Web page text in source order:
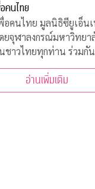
คนไทย
อคนไทย มูลนิธิซียูเอ็น
ยจุฬาลงกรณ์มหาวิทยา
ชาวไทยทุกท่าน ร่วมกั
นทุนสนับสนุน นักวิจัยไท
จัย พัฒนา และผลิตวัค
อ่านเพิ่มเติม